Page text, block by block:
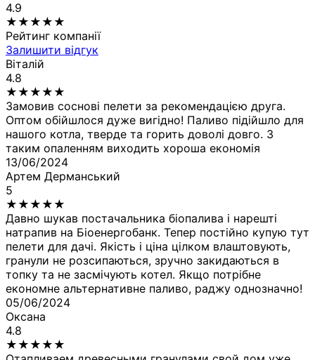
4.9
★ ★ ★ ★ ★
Рейтинг компанії
Залишити відгук
Віталій
4.8
★ ★ ★ ★ ★
Замовив соснові пелети за рекомендацією друга.
Оптом обійшлося дуже вигідно! Паливо підійшло для
нашого котла, тверде та горить доволі довго. З
таким опаленням виходить хороша економія
13/06/2024
Артем Дерманський
5
★ ★ ★ ★ ★
Давно шукав постачальника біопалива і нарешті
натрапив на Біоенергобанк. Тепер постійно купую тут
пелети для дачі. Якість і ціна цілком влаштовують,
гранули не розсипаються, зручно закидаються в
топку та не засмічують котел. Якщо потрібне
економне альтернативне паливо, раджу однозначно!
05/06/2024
Оксана
4.8
★ ★ ★ ★ ★